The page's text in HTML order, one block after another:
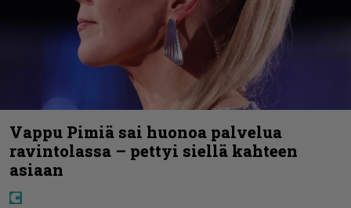
Vappu Pimiä sai huonoa palvelua
ravintolassa – pettyi siellä kahteen
asiaan